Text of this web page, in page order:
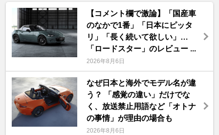
【コメント欄で激論】「国産車
のなかで1番」「日本にピッタ
リ」「長く続いて欲しい」…
「ロードスター」のレビュー ...
2026年8月6日
なぜ日本と海外でモデル名が違
う？ 「感覚の違い」だけでな
く、放送禁止用語など「オトナ
の事情」が理由の場合も
2026年8月6日